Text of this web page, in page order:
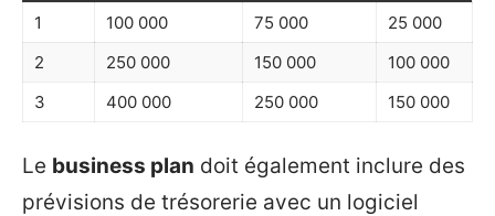
1 100 000 75 000
25 000
2
250 000 150 000
100 000
3
400 000 250 000 150 000
Le business plan doit également inclure des
prévisions de trésorerie avec un logiciel